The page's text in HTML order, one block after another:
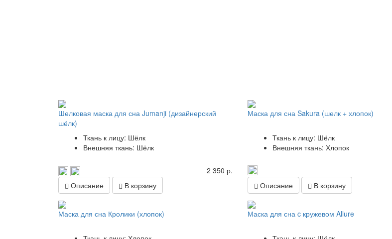
Шелковая маска для сна Jumanji (дизайнерский
шёлк)
Ткань к лицу: Шёлк
Внешняя ткань: Шёлк
2 350 р.
Описание
В корзину
Маска для сна Sakura (шелк + хлопок)
Ткань к лицу: Шёлк
Внешняя ткань: Хлопок
Описание
В корзину
Маска для сна Кролики (хлопок) Маска для сна c кружевом Allure